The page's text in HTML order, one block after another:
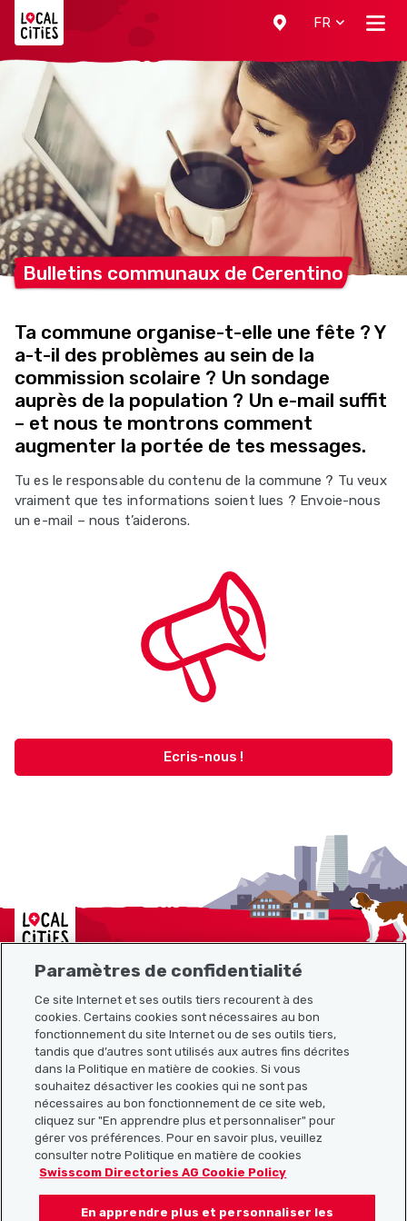
FR
Bulletins communaux de Cerentino
Ta commune organise-t-elle une fête ? Y
a-t-il des problèmes au sein de la
commission scolaire ? Un sondage
auprès de la population ? Un e-mail suffit
– et nous te montrons comment
augmenter la portée de tes messages.
Tu es le responsable du contenu de la commune ? Tu veux
vraiment que tes informations soient lues ? Envoie-nous
un e-mail – nous t’aiderons.
Ecris-nous !
Localcities
Plan du site
Liens utiles
Télécharger l’application Localcities
Paramètres de confidentialité
Ce site Internet et ses outils tiers recourent à des
cookies. Certains cookies sont nécessaires au bon
fonctionnement du site Internet ou de ses outils tiers,
tandis que d’autres sont utilisés aux autres fins décrites
dans la Politique en matière de cookies. Si vous
souhaitez désactiver les cookies qui ne sont pas
nécessaires au bon fonctionnement de ce site web,
cliquez sur "En apprendre plus et personnaliser" pour
gérer vos préférences. Pour en savoir plus, veuillez
consulter notre Politique en matière de cookies
Swisscom Directories AG Cookie Policy
En apprendre plus et personnaliser les